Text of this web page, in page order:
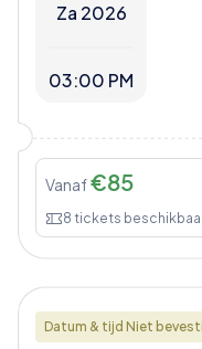
Za 2026
03:00 PM
Vanaf€85
8 tickets
Datum & tijd Niet